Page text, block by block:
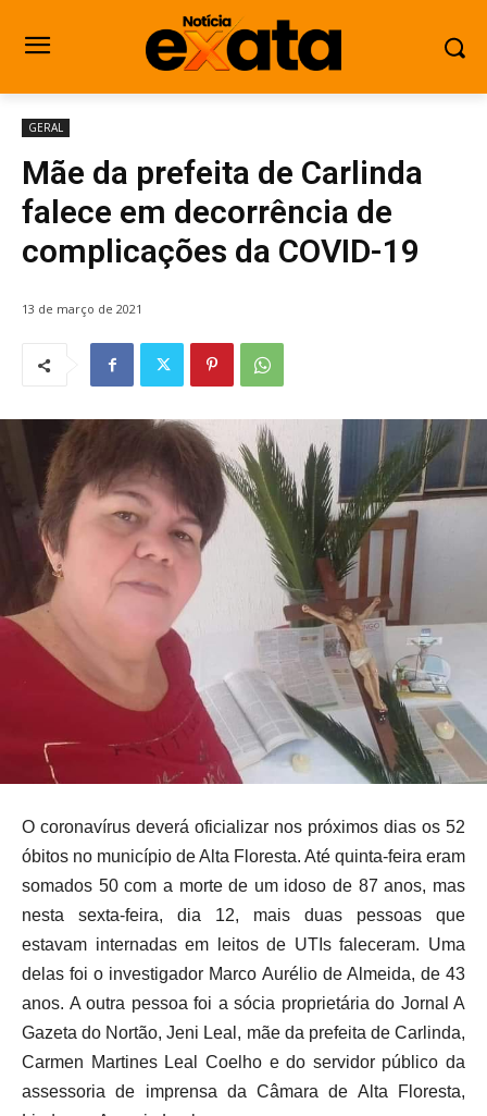
GERAL
Mãe da prefeita de Carlinda
falece em decorrência de
complicações da COVID-19
13 de março de 2021
O coronavírus deverá oficializar nos próximos dias os 52
óbitos no município de Alta Floresta. Até quinta-feira eram
somados 50 com a morte de um idoso de 87 anos, mas
nesta sexta-feira, dia 12, mais duas pessoas que
estavam internadas em leitos de UTIs faleceram. Uma
delas foi o investigador Marco Aurélio de Almeida, de 43
anos. A outra pessoa foi a sócia proprietária do Jornal A
Gazeta do Nortão, Jeni Leal, mãe da prefeita de Carlinda,
Carmen Martines Leal Coelho e do servidor público da
assessoria de imprensa da Câmara de Alta Floresta,